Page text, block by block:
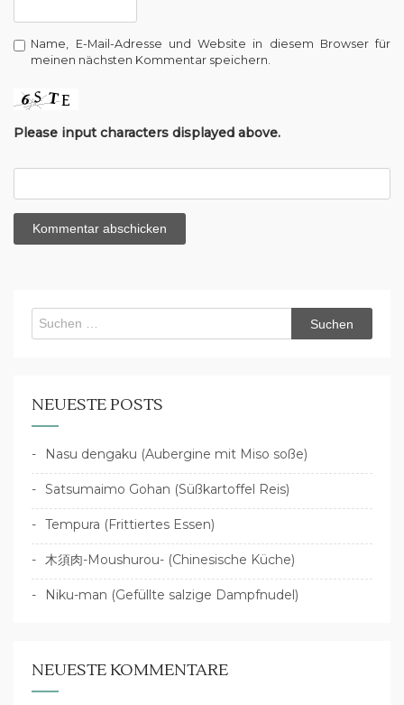
Name, E-Mail-Adresse und Website in diesem Browser für
meinen nächsten Kommentar speichern.
Please input characters displayed above.
Suchen
nach:
NEUESTE POSTS
Nasu dengaku (Aubergine mit Miso soße)
Satsumaimo Gohan (Süßkartoffel Reis)
Tempura (Frittiertes Essen)
木須肉-Moushurou- (Chinesische Küche)
Niku-man (Gefüllte salzige Dampfnudel)
NEUESTE KOMMENTARE